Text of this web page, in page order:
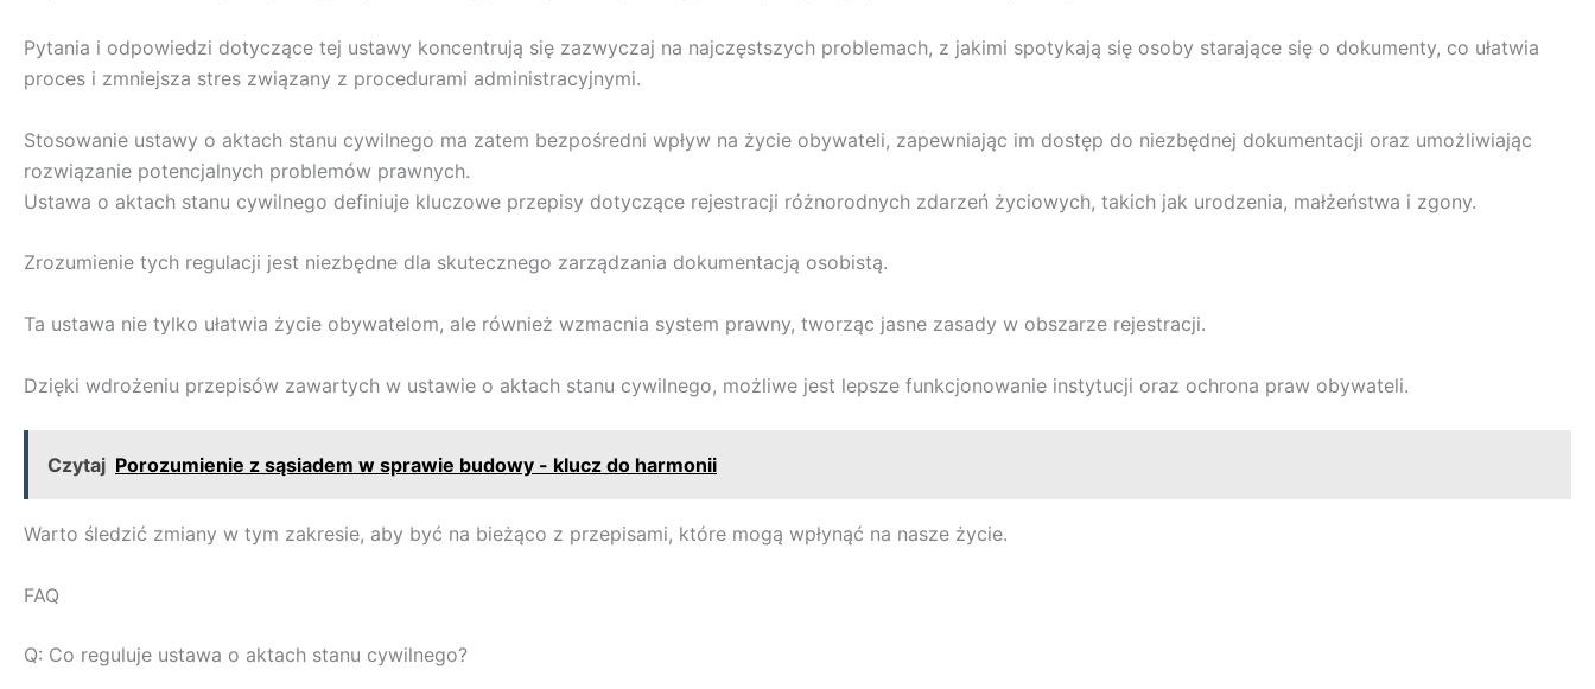
Pytania i odpowiedzi dotyczące tej ustawy koncentrują się zazwyczaj na najczęstszych problemach, z jakimi spotykają się osoby starające się o dokumenty, co ułatwia
proces i zmniejsza stres związany z procedurami administracyjnymi.
Stosowanie ustawy o aktach stanu cywilnego ma zatem bezpośredni wpływ na życie obywateli, zapewniając im dostęp do niezbędnej dokumentacji oraz umożliwiając
rozwiązanie potencjalnych problemów prawnych.
Ustawa o aktach stanu cywilnego definiuje kluczowe przepisy dotyczące rejestracji różnorodnych zdarzeń życiowych, takich jak urodzenia, małżeństwa i zgony.
Zrozumienie tych regulacji jest niezbędne dla skutecznego zarządzania dokumentacją osobistą.
Ta ustawa nie tylko ułatwia życie obywatelom, ale również wzmacnia system prawny, tworząc jasne zasady w obszarze rejestracji.
Dzięki wdrożeniu przepisów zawartych w ustawie o aktach stanu cywilnego, możliwe jest lepsze funkcjonowanie instytucji oraz ochrona praw obywateli.
Czytaj Porozumienie z sąsiadem w sprawie budowy - klucz do harmonii
Warto śledzić zmiany w tym zakresie, aby być na bieżąco z przepisami, które mogą wpłynąć na nasze życie.
FAQ
Q: Co reguluje ustawa o aktach stanu cywilnego?